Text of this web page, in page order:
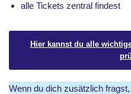
alle Tickets zentral findest
Hier kannst du alle
Wenn du dich zusätzlich